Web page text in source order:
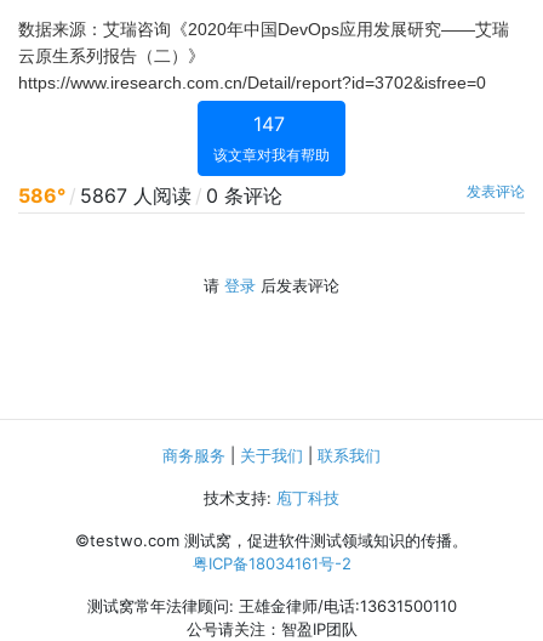
数据来源：艾瑞咨询《2020年中国DevOps应用发展研究——艾瑞
云原生系列报告（二）》
https://www.iresearch.com.cn/Detail/report?id=3702&isfree=0
147
该文章对我有帮助
586° / 5867 人阅读 / 0 条评论 发表评论
请 登录 后发表评论
商务服务 关于我们 联系我们
技术支持: 庖丁科技
©testwo.com 测试窝，促进软件测试领域知识的传播。
粤ICP备18034161号-2
测试窝常年法律顾问: 王雄金律师/电话:13631500110
公号请关注：智盈IP团队